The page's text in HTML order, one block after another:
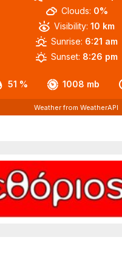
51 % 1008 mb
Clouds: 0%
Visibility: 10 km
Sunrise: 6:21 am
Sunset: 8:26 pm
Weather from WeatherAPI